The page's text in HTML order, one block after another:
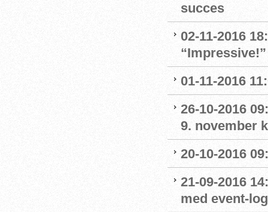
succes
02-11-2016
“Impressive!”
01-11-2016
26-10-2016
9. november
20-10-2016
21-09-2016
med event-